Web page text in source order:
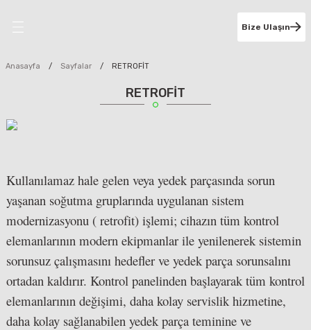
& KULE BAKIMLARI
Bize Ulaşın
Anasayfa Sayfalar RETROFİT
RETROFİT
Kullanılamaz hale gelen veya yedek parçasında sorun
yaşanan soğutma gruplarında uygulanan sistem
modernizasyonu ( retrofit) işlemi; cihazın tüm kontrol
elemanlarının modern ekipmanlar ile yenilenerek sistemin
sorunsuz çalışmasını hedefler ve yedek parça sorunsalını
ortadan kaldırır. Kontrol panelinden başlayarak tüm kontrol
elemanlarının değişimi, daha kolay servislik hizmetine,
daha kolay sağlanabilen yedek parça teminine ve